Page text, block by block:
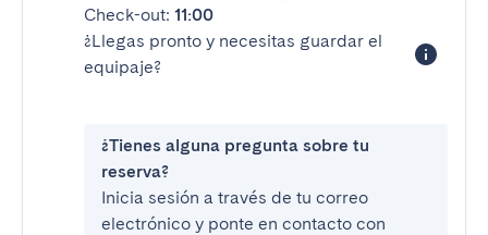
Check-out: 11:00
¿Llegas pronto y necesitas guardar el
equipaje?
¿Tienes alguna pregunta sobre tu
reserva?
Inicia sesión a través de tu correo
electrónico y ponte en contacto con